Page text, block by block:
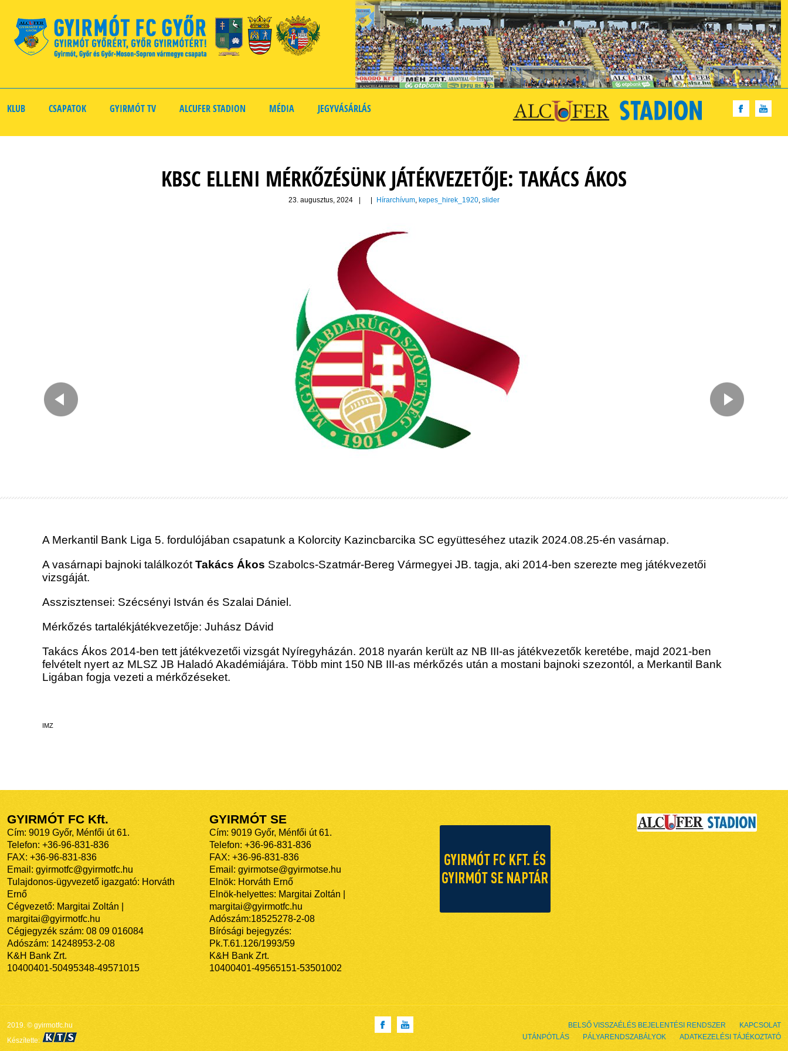
KLUB CSAPATOK GYIRMÓT TV ALCUFER STADION MÉDIA JEGYVÁSÁRLÁS
KBSC ELLENI MÉRKŐZÉSÜNK JÁTÉKVEZETŐJE: TAKÁCS ÁKOS
23. augusztus, 2024 Hírarchívum, kepes_hirek_1920, slider
A Merkantil Bank Liga 5. fordulójában csapatunk a Kolorcity Kazincbarcika SC együtteséhez utazik 2024.08.25-én vasárnap.
A vasárnapi bajnoki találkozótTakács Ákos Szabolcs-Szatmár-Bereg Vármegyei JB. tagja, aki 2014-ben szerezte meg játékvezetői
vizsgáját.
Asszisztensei: Szécsényi István és Szalai Dániel.
Mérkőzés tartalékjátékvezetője: Juhász Dávid
Takács Ákos 2014-ben tett játékvezetői vizsgát Nyíregyházán. 2018 nyarán került az NB III-as játékvezetők keretébe, majd 2021-ben
felvételt nyert az MLSZ JB Haladó Akadémiájára. Több mint 150 NB III-as mérkőzés után a mostani bajnoki szezontól, a Merkantil Bank
Ligában fogja vezeti a mérkőzéseket.
IMZ
GYIRMÓT FC Kft.
Cím: 9019 Győr, Ménfői út 61.
Telefon: +36-96-831-836
FAX: +36-96-831-836
Email: gyirmotfc@gyirmotfc.hu
Tulajdonos-ügyvezető igazgató: Horváth
Ernő
Cégvezető: Margitai Zoltán |
margitai@gyirmotfc.hu
Cégjegyzék szám: 08 09 016084
Adószám: 14248953-2-08
K&H Bank Zrt.
10400401-50495348-49571015
GYIRMÓT SE
Cím: 9019 Győr, Ménfői út 61.
Telefon: +36-96-831-836
FAX: +36-96-831-836
Email: gyirmotse@gyirmotse.hu
Elnök: Horváth Ernő
Elnök-helyettes: Margitai Zoltán |
margitai@gyirmotfc.hu
Adószám:18525278-2-08
Bírósági bejegyzés:
Pk.T.61.126/1993/59
K&H Bank Zrt.
10400401-49565151-53501002
BELSŐ VISSZAÉLÉS BEJELENTÉSI RENDSZER
KAPCSOLAT
UTÁNPÓTLÁS
PÁLYARENDSZABÁLYOK ADATKEZELÉSI TÁJÉKOZTATÓ
2019. © gyirmotfc.hu
Készítette: